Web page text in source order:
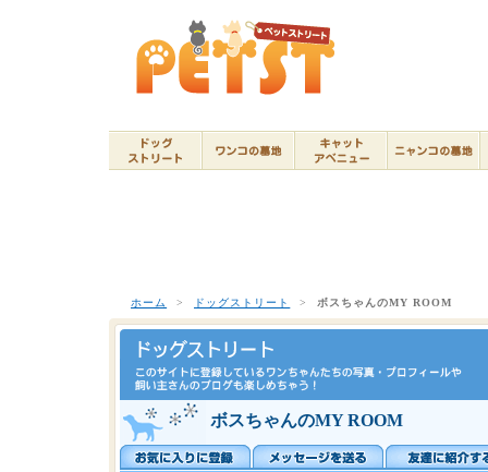
ホーム > ドッグストリート > ボスちゃんのMY ROOM
ボスちゃんのMY ROOM